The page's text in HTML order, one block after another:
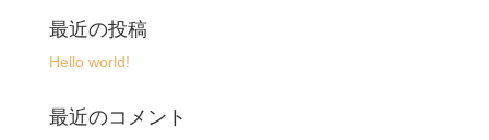
最近の投稿
Hello world!
最近のコメント